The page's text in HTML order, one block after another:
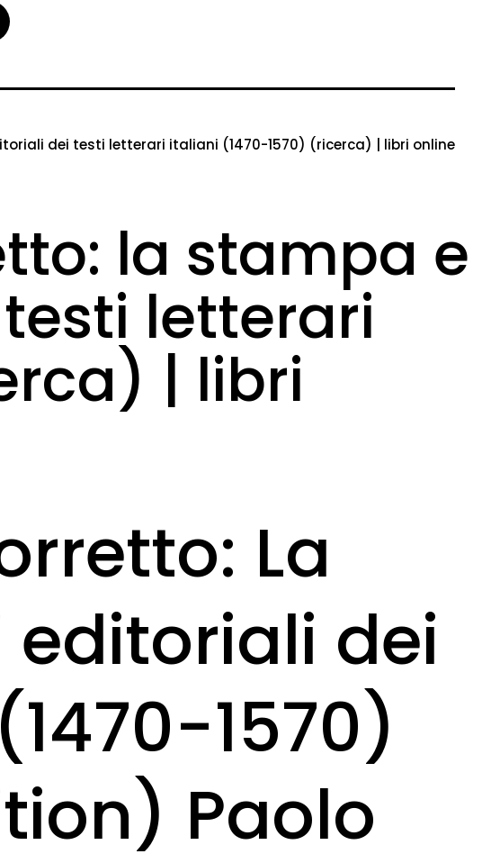
dei testi letterari italiani (1470-1570) (ricerca) | libri online
la stampa e
letterari
| libri
La
dei
1570)
Paolo